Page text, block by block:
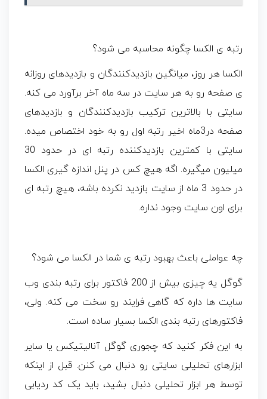
رتبه ی الکسا چگونه محاسبه می شود؟
الکسا هر روز، میانگین بازدیدکنندگان و بازدیدهای روزانه
ی صفحه رو به هر سایت در سه ماه آخر برآورد می کنه.
سایتی با بالاترین ترکیب بازدیدکنندگان و بازدیدهای
صفحه در3ماه اخیر رتبه اول رو به خود اختصاص میده.
سایتی با کمترین بازدیدکننده رتبه ای در حدود 30
میلیون میگیره. اگه هیچ کس در پنل اندازه گیری الکسا
در حدود 3 ماه از سایت بازدید نکرده باشه، هیچ رتبه ای
برای اون سایت وجود نداره.
چه عواملی باعث بهبود رتبه ی شما در الکسا می شود؟
گوگل یه چیزی بیش از 200 فاکتور برای رتبه بندی وب
سایت ها داره که گاهی فرایند رو سخت می کنه. ولی،
فاکتورهای رتبه بندی الکسا بسیار ساده است.
به این فکر کنید که چجوری گوگل آنالیتیکس یا سایر
ابزارهای تحلیلی سایتی رو دنبال می کنن. قبل از اینکه
توسط هر ابزار تحلیلی دنبال بشید، باید یک کد ردیابی